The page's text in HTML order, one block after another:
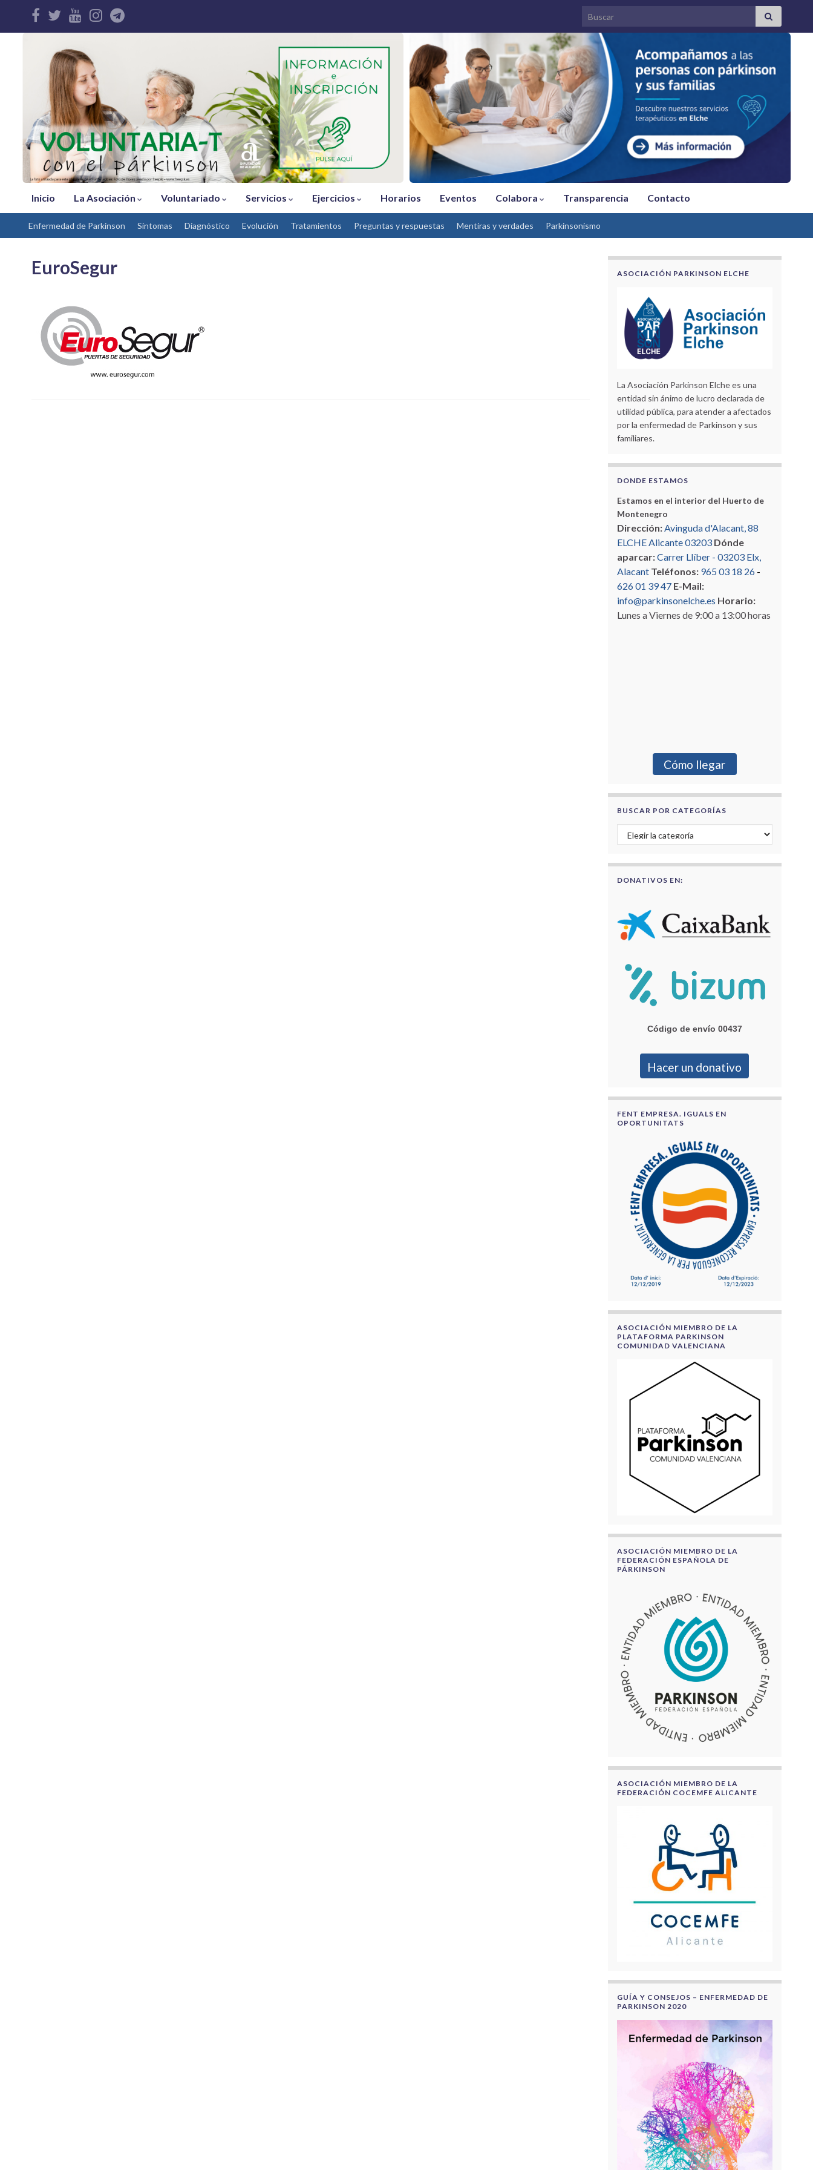
Search for:
Inicio La Asociación Voluntariado Servicios Ejercicios Horarios Eventos Colabora Transparencia Contacto
Enfermedad de Parkinson Síntomas Díagnóstico Evolución Tratamientos Preguntas y respuestas Mentiras y verdades Parkinsonismo
EuroSegur ASOCIACIÓN PARKINSON ELCHE
La Asociación Parkinson Elche es una
entidad sin ánimo de lucro declarada de
utilidad pública, para atender a afectados
por la enfermedad de Parkinson y sus
familiares.
DONDE ESTAMOS
Estamos en el interior del Huerto de
Montenegro
Dirección:Avinguda d'Alacant, 88
ELCHE Alicante 03203 Dónde
aparcar:Carrer Llíber - 03203 Elx,
Alacant Teléfonos: 965 03 18 26-
626 01 39 47 E-Mail:
info@parkinsonelche.es Horario:
Lunes a Viernes de 9:00 a 13:00 horas
Cómo llegar
BUSCAR POR CATEGORÍAS
Buscar por categorías
DONATIVOS EN:
Código de envío 00437
Hacer un donativo
FENT EMPRESA. IGUALS EN
OPORTUNITATS
ASOCIACIÓN MIEMBRO DE LA
PLATAFORMA PARKINSON
COMUNIDAD VALENCIANA
ASOCIACIÓN MIEMBRO DE LA
FEDERACIÓN ESPAÑOLA DE
PÁRKINSON
ASOCIACIÓN MIEMBRO DE LA
FEDERACIÓN COCEMFE ALICANTE
GUÍA Y CONSEJOS – ENFERMEDAD DE
PARKINSON 2020